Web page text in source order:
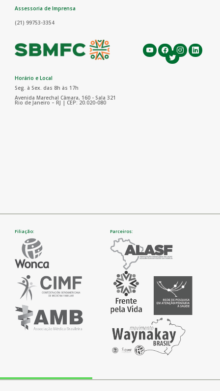
Assessoria de Imprensa
(21) 99753-3354
Horário e Local
Seg. à Sex. das 8h às 17h
Avenida Marechal Câmara, 160 - Sala 321
Rio de Janeiro – RJ | CEP: 20.020-080
Filiação: Parceiros: